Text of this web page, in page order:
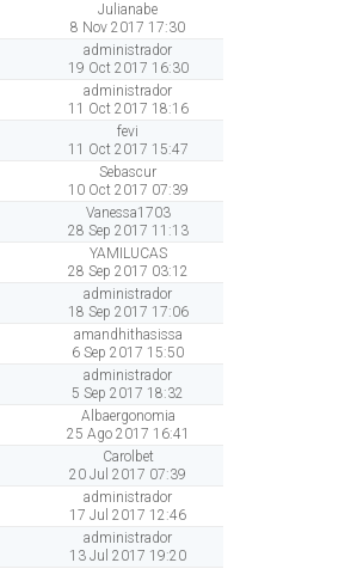
Julianabe
8 Nov 2017 17:30
administrador
19 Oct 2017 16:30
administrador
11 Oct 2017 18:16
fevi
11 Oct 2017 15:47
Sebascur
10 Oct 2017 07:39
Vanessa1703
28 Sep 2017 11:13
YAMILUCAS
28 Sep 2017 03:12
administrador
18 Sep 2017 17:06
amandhithasissa
6 Sep 2017 15:50
administrador
5 Sep 2017 18:32
Albaergonomia
25 Ago 2017 16:41
Carolbet
20 Jul 2017 07:39
administrador
17 Jul 2017 12:46
administrador
13 Jul 2017 19:20